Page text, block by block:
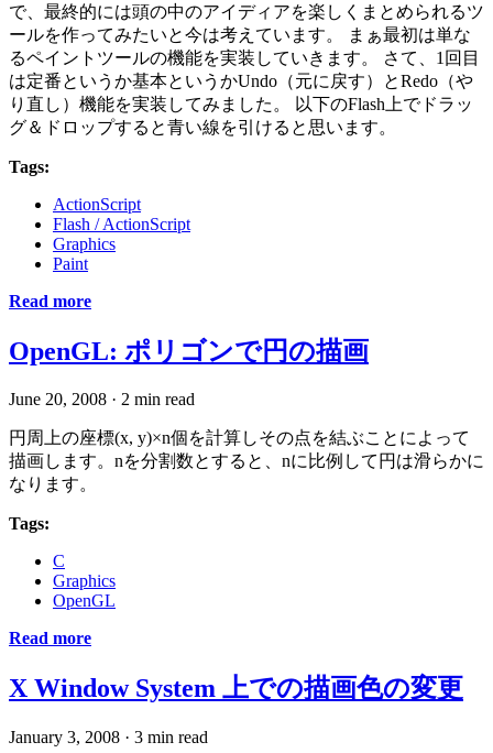
で、最終的には頭の中のアイディアを楽しくまとめられるツ
ールを作ってみたいと今は考えています。 まぁ最初は単な
るペイントツールの機能を実装していきます。 さて、1回目
は定番というか基本というかUndo（元に戻す）とRedo（や
り直し）機能を実装してみました。 以下のFlash上でドラッ
グ＆ドロップすると青い線を引けると思います。
Tags:
ActionScript
Flash / ActionScript
Graphics
Paint
Read more
OpenGL: ポリゴンで円の描画
June 20, 2008 · 2 min read
円周上の座標(x, y)×n個を計算しその点を結ぶことによって
描画します。nを分割数とすると、nに比例して円は滑らかに
なります。
Tags:
C
Graphics
OpenGL
Read more
X Window System 上での描画色の変更
January 3, 2008 · 3 min read